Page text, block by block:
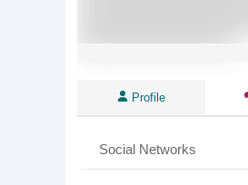
Profile
Social Networks